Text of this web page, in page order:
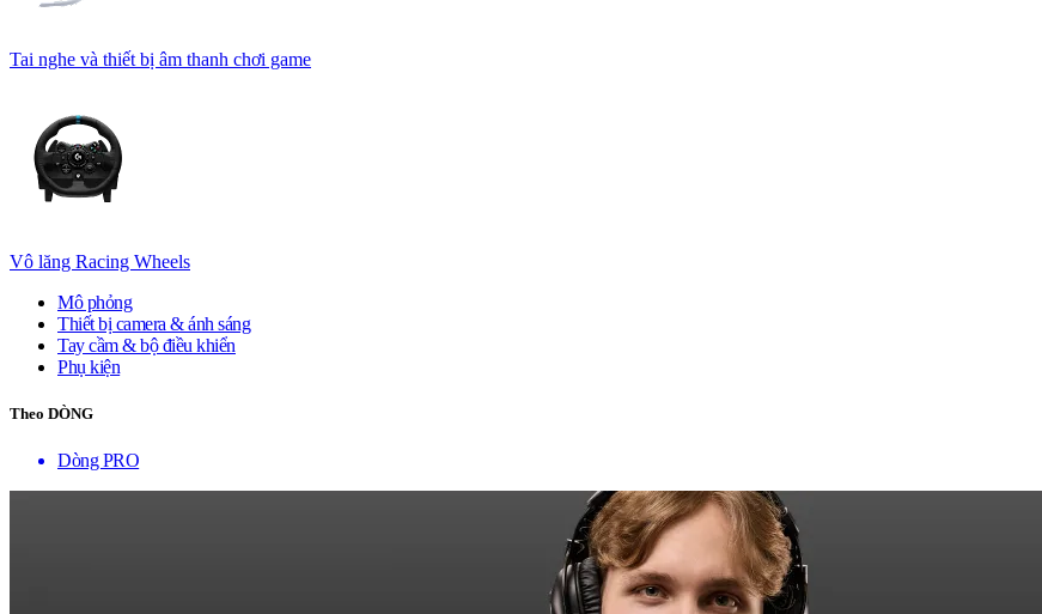
Tai nghe và thiết bị âm thanh chơi game
Vô lăng Racing Wheels
Mô phỏng
Thiết bị camera & ánh sáng
Tay cầm & bộ điều khiển
Phụ kiện
Theo DÒNG
Dòng PRO